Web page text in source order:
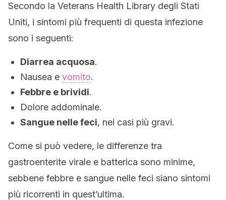
Secondo la Veterans Health Library degli Stati
Uniti, i sintomi più frequenti di questa infezione
sono i seguenti:
Diarrea acquosa.
Nausea e vomito.
Febbre e brividi.
Dolore addominale.
Sangue nelle feci, nei casi più gravi.
Come si può vedere, le differenze tra
gastroenterite virale e batterica sono minime,
sebbene febbre e sangue nelle feci siano sintomi
più ricorrenti in quest’ultima.